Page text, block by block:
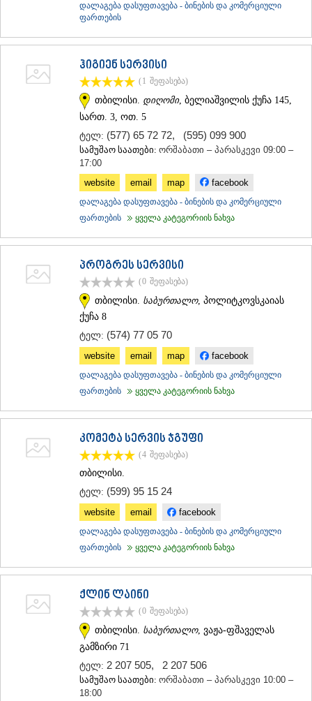
დალაგება დასუფთავება - ბინების და კომერციული
ფართების
ჰიგიენ სერვისი
(1 შეფასება)
თბილისი. დიღომი, ბელიაშვილის ქუჩა 145,
სართ. 3, ოთ. 5
ტელ: (577) 65 72 72, (595) 099 900
სამუშაო საათები: ორშაბათი – პარასკევი 09:00 –
17:00
website
email map facebook
დალაგება დასუფთავება - ბინების და კომერციული
ფართების
ყველა კატეგორიის ნახვა
პროგრეს სერვისი
(0 შეფასება)
თბილისი. საბურთალო, პოლიტკოვსკაიას
ქუჩა 8
ტელ: (574) 77 05 70
website email map facebook
დალაგება დასუფთავება - ბინების და კომერციული
ფართების
ყველა კატეგორიის ნახვა
კომეტა სერვის ჯგუფი
(4 შეფასება)
თბილისი.
ტელ: (599) 95 15 24
website email facebook
დალაგება დასუფთავება - ბინების და კომერციული
ფართების
ყველა კატეგორიის ნახვა
ქლინ ლაინი
(0 შეფასება)
თბილისი. საბურთალო, ვაჟა-ფშაველას
გამზირი 71
ტელ: 2 207 505, 2 207 506
სამუშაო საათები: ორშაბათი – პარასკევი 10:00 –
18:00